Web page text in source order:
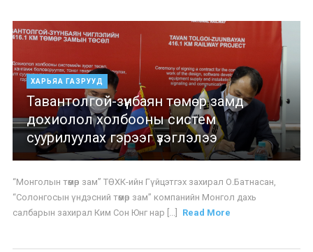
ХАРЬЯА ГАЗРУУД
Тавантолгой-зүүнбаян төмөр замд
дохиолол холбооны систем
суурилуулах гэрээг үзэглэлээ
“Монголын төмөр зам” ТӨХК-ийн Гүйцэтгэх захирал О.Батнасан,
“Солонгосын үндэсний төмөр зам” компанийн Монгол дахь
салбарын захирал Ким Сон Юнг нар [...]
Read More